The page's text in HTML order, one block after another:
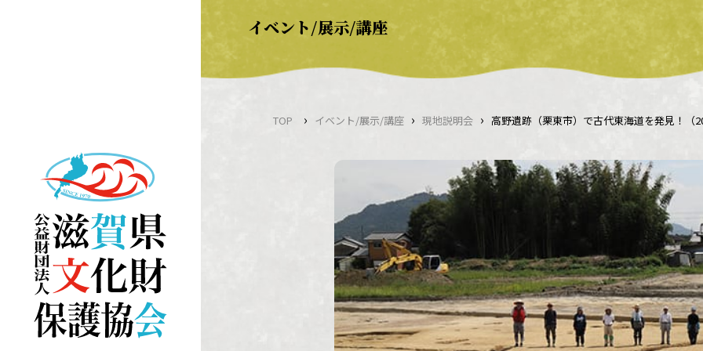
Skip
content
イベント/展示/講座
TOP › イベント/展示/講座 › 現地説明会 › 高野遺跡（栗東市）で古代東海道を発見！（